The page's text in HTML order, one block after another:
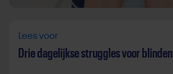
Lees voor
Drie dagelijkse struggles voor blinden